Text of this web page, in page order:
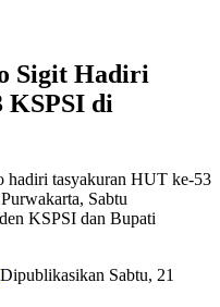
Sigit Hadiri
KSPSI di
hadiri tasyakuran HUT ke-53
Sabtu
KSPSI dan Bupati
Dipublikasikan Sabtu, 21